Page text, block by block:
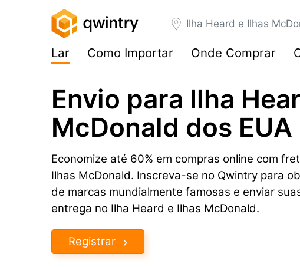
Ilha Heard e Ilhas
Lar Como Importar Onde Comprar
Envio para Ilha
McDonald dos EUA
Economize até 60% em compras online com
Ilhas McDonald. Inscreva-se no Qwintry para
de marcas mundialmente famosas e enviar
entrega no Ilha Heard e Ilhas McDonald.
Registrar